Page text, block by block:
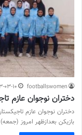
footballswomen
03-10
دختران نوجوان عازم
بازیکن بعدازظهر امروز